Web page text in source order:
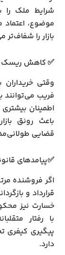
شرایط ملک را
موضوع، اعتماد
بازار را شفاف‌تر
✅ کاهش ریسک
وقتی
فریب می‌توانند
اطمینان
باعث رونق
قضایی
✅پیامدهای
اگر فروشنده
قرارداد و
خسارت نیز
با رفتار
پیگیری کیفری
دارد.